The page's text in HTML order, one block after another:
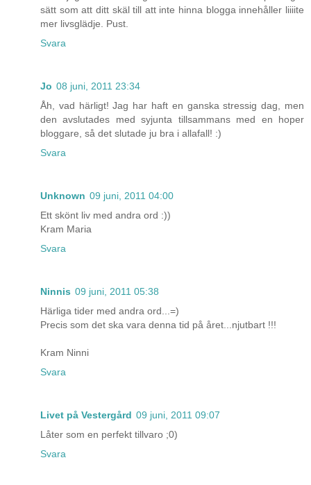
sätt som att ditt skäl till att inte hinna blogga innehåller liiiite
mer livsglädje. Pust.
Svara
Jo 08 juni, 2011 23:34
Åh, vad härligt! Jag har haft en ganska stressig dag, men
den avslutades med syjunta tillsammans med en hoper
bloggare, så det slutade ju bra i allafall! :)
Svara
Unknown 09 juni, 2011 04:00
Ett skönt liv med andra ord :))
Kram Maria
Svara
Ninnis 09 juni, 2011 05:38
Härliga tider med andra ord...=)
Precis som det ska vara denna tid på året...njutbart !!!
Kram Ninni
Svara
Livet på Vestergård 09 juni, 2011 09:07
Låter som en perfekt tillvaro ;0)
Svara